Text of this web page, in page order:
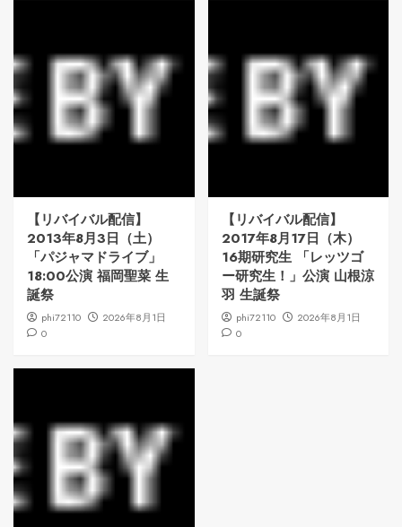
【リバイバル配信】
2013年8月3日（土）
「パジャマドライブ」
18:00公演 福岡聖菜 生
誕祭
phi72110
2026年8月1日
0
【リバイバル配信】
2017年8月17日（木）
16期研究生 「レッツゴ
ー研究生！」公演 山根涼
羽 生誕祭
phi72110
2026年8月1日
0